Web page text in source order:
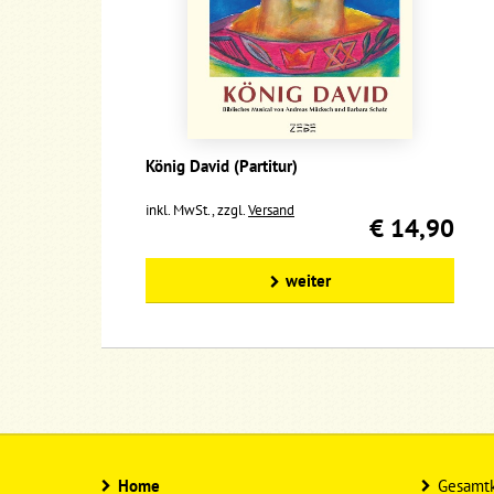
König David (Partitur)
inkl. MwSt., zzgl.Versand
€ 14,90
weiter
Home